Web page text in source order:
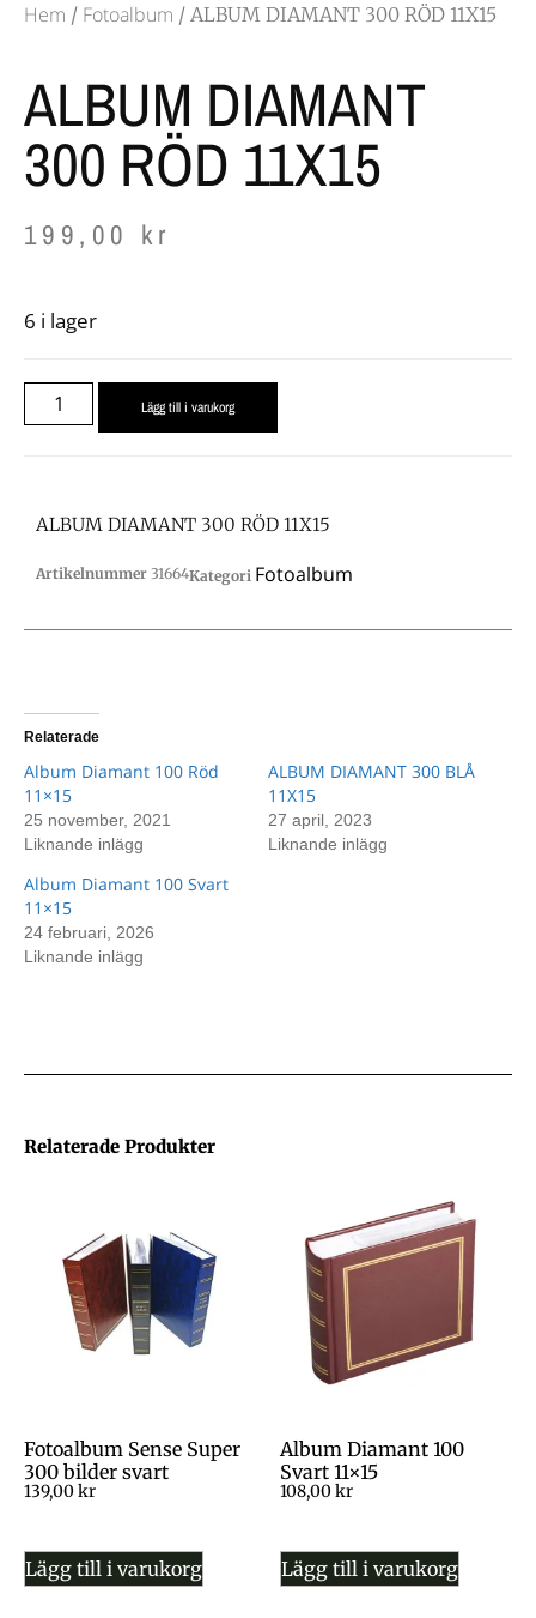
Hem / Fotoalbum / ALBUM DIAMANT 300 RÖD 11X15
ALBUM DIAMANT
300 RÖD 11X15
199,00 kr
6 i lager
Lägg till i varukorg
ALBUM DIAMANT 300 RÖD 11X15
Artikelnummer 31664Kategori Fotoalbum
Relaterade
Album Diamant 100 Röd
11×15
25 november, 2021
Liknande inlägg
ALBUM DIAMANT 300 BLÅ
11X15
27 april, 2023
Liknande inlägg
Album Diamant 100 Svart
11×15
24 februari, 2026
Liknande inlägg
Relaterade Produkter
Fotoalbum Sense Super
300 bilder svart
139,00kr
Lägg till i varukorg
Album Diamant 100
Svart 11×15
108,00kr
Lägg till i varukorg